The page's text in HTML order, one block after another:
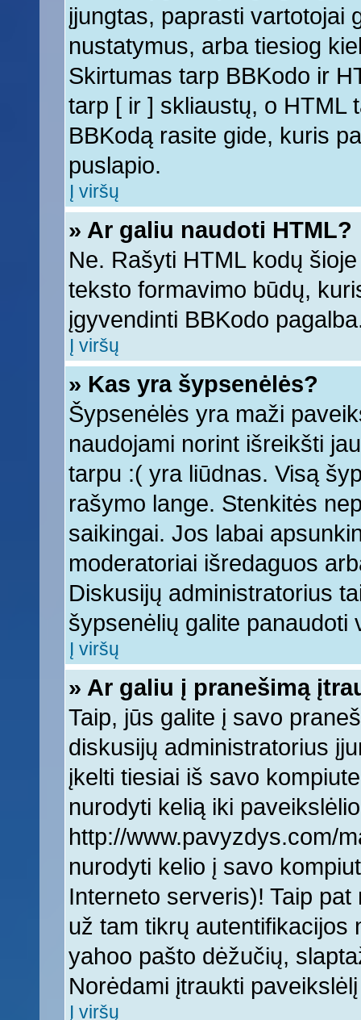
įjungtas, paprasti vartotojai
nustatymus, arba tiesiog
Skirtumas tarp BBKodo ir
tarp [ ir ] skliaustų, o HTML
BBKodą rasite gide, kuris
puslapio.
Į viršų
» Ar galiu naudoti HTML?
Ne. Rašyti HTML kodų
teksto formavimo būdų,
įgyvendinti BBKodo
Į viršų
» Kas yra šypsenėlės?
Šypsenėlės yra maži
naudojami norint išreikšti
tarpu :( yra liūdnas. Visą
rašymo lange. Stenkitės
saikingai. Jos labai
moderatoriai išredaguos
Diskusijų administratorius
šypsenėlių galite panaudoti
Į viršų
» Ar galiu į pranešimą
Taip, jūs galite į savo
diskusijų administratorius
įkelti tiesiai iš savo
nurodyti kelią iki
http://www.pavyzdys.com/
nurodyti kelio į savo
Interneto serveris)! Taip
už tam tikrų autentifikacijos
yahoo pašto dėžučių,
Norėdami įtraukti
Į viršų